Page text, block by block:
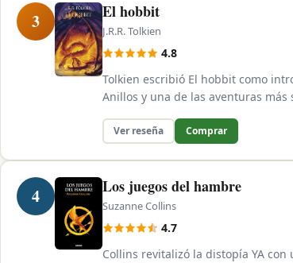
3 El hobbit
J.R.R. Tolkien
4.8
Tolkien escribió El hobbit como
Anillos y una de las aventuras
Ver reseña Comprar
4 Los juegos del hambre
Suzanne Collins
4.7
Collins revitalizó la distopía YA